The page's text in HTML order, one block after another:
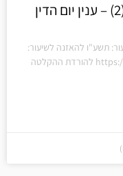
תשע"ו להאזנה לשיעור:
https://files.hakotel.org.il/shiurim/25171.mp3 להורדת ההקלטה